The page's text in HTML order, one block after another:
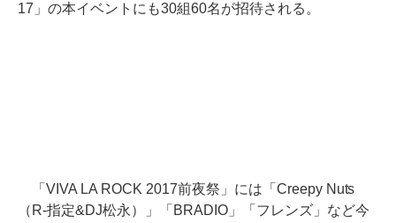
17」の本イベントにも30組60名が招待される。
「VIVA LA ROCK 2017前夜祭」には「Creepy Nuts
（R-指定&DJ松永）」「BRADIO」「フレンズ」など今